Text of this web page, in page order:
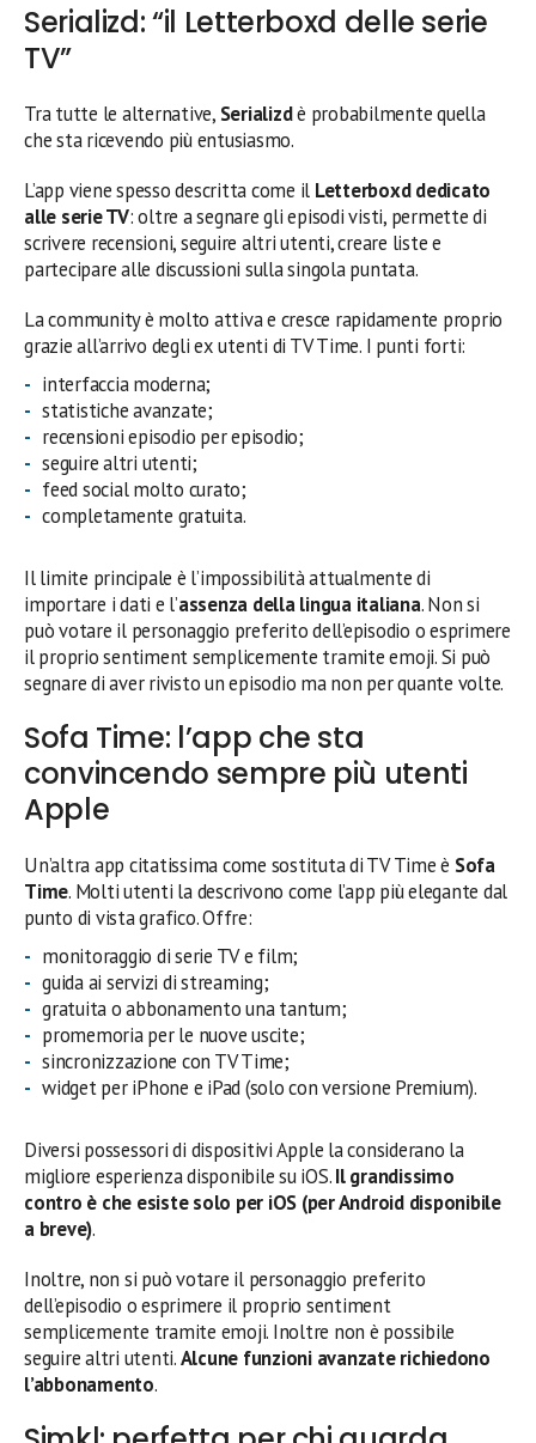
Serializd: “il Letterboxd delle serie
TV”
Tra tutte le alternative, Serializdè probabilmente quella
che sta ricevendo più entusiasmo.
L’app viene spesso descritta come il Letterboxd dedicato
alle serie TV: oltre a segnare gli episodi visti, permette di
scrivere recensioni, seguire altri utenti, creare liste e
partecipare alle discussioni sulla singola puntata.
La community è molto attiva e cresce rapidamente proprio
grazie all’arrivo degli ex utenti di TV Time. I punti forti:
interfaccia moderna;
statistiche avanzate;
recensioni episodio per episodio;
seguire altri utenti;
feed social molto curato;
completamente gratuita.
Il limite principale è l’impossibilità attualmente di
importare i dati e l’assenza della lingua italiana. Non si
può votare il personaggio preferito dell’episodio o esprimere
il proprio sentiment semplicemente tramite emoji. Si può
segnare di aver rivisto un episodio ma non per quante volte.
Sofa Time: l’app che sta
convincendo sempre più utenti
Apple
Un’altra app citatissima come sostituta di TV Time è Sofa
Time. Molti utenti la descrivono come l’app più elegante dal
punto di vista grafico. Offre:
monitoraggio di serie TV e film;
guida ai servizi di streaming;
gratuita o abbonamento una tantum;
promemoria per le nuove uscite;
sincronizzazione con TV Time;
widget per iPhone e iPad (solo con versione Premium).
Diversi possessori di dispositivi Apple la considerano la
migliore esperienza disponibile su iOS.Il grandissimo
contro è che esiste solo per iOS (per Android disponibile
a breve).
Inoltre, non si può votare il personaggio preferito
dell’episodio o esprimere il proprio sentiment
semplicemente tramite emoji. Inoltre non è possibile
seguire altri utenti.Alcune funzioni avanzate richiedono
l’abbonamento.